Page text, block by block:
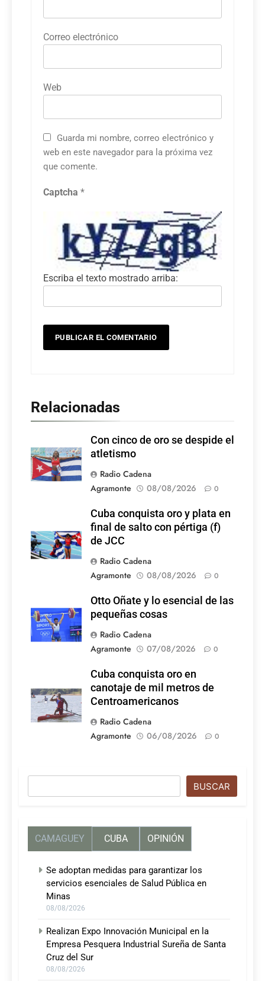
Correo electrónico
Web
Guarda mi nombre, correo electrónico y
web en este navegador para la próxima vez
que comente.
Captcha *
Escriba el texto mostrado arriba:
Relacionadas
Con cinco de oro se despide el
atletismo
Radio Cadena
Agramonte
08/08/2026 0
Cuba conquista oro y plata en
final de salto con pértiga (f)
de JCC
Radio Cadena
Agramonte
08/08/2026 0
Otto Oñate y lo esencial de las
pequeñas cosas
Radio Cadena
Agramonte
07/08/2026 0
Cuba conquista oro en
canotaje de mil metros de
Centroamericanos
Radio Cadena
Agramonte
06/08/2026 0
BUSCAR
CAMAGUEY CUBA OPINIÓN
Se adoptan medidas para garantizar los
servicios esenciales de Salud Pública en
Minas
08/08/2026
Realizan Expo Innovación Municipal en la
Empresa Pesquera Industrial Sureña de Santa
Cruz del Sur
08/08/2026